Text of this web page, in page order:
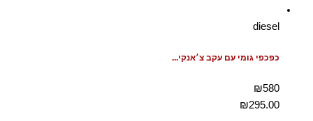
diesel
כפכפי גומי עם עקב צ׳אנקי...
₪580
₪295.00